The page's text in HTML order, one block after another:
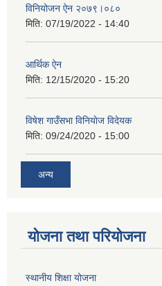
विनियोजन ऐन २०७९।०८०
मिति: 07/19/2022 - 14:40
आर्थिक ऐन
मिति: 12/15/2020 - 15:20
विषेश गाउँसभा विनियाेज विदेयक
मिति: 09/24/2020 - 15:00
अन्य
योजना तथा परियोजना
स्थानीय शिक्षा योजना